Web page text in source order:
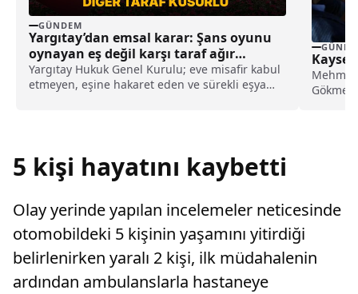
GÜNDEM
Yargıtay’dan emsal karar: Şans oyunu
oynayan eş değil karşı taraf ağır
kusurlu sayıldı
Yargıtay Hukuk Genel Kurulu; eve misafir kabul
etmeyen, eşine hakaret eden ve sürekli eşya
Mehmet
5 kişi hayatını kaybetti
Olay yerinde yapılan incelemeler neticesinde
otomobildeki 5 kişinin yaşamını yitirdiği
belirlenirken yaralı 2 kişi, ilk müdahalenin
ardından ambulanslarla hastaneye